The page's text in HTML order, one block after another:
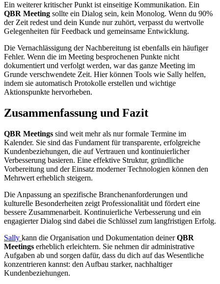
Ein weiterer kritischer Punkt ist einseitige Kommunikation. Ein
QBR Meeting sollte ein Dialog sein, kein Monolog. Wenn du 90%
der Zeit redest und dein Kunde nur zuhört, verpasst du wertvolle
Gelegenheiten für Feedback und gemeinsame Entwicklung.
Die Vernachlässigung der Nachbereitung ist ebenfalls ein häufiger
Fehler. Wenn die im Meeting besprochenen Punkte nicht
dokumentiert und verfolgt werden, war das ganze Meeting im
Grunde verschwendete Zeit. Hier können Tools wie Sally helfen,
indem sie automatisch Protokolle erstellen und wichtige
Aktionspunkte hervorheben.
Zusammenfassung und Fazit
QBR Meetings sind weit mehr als nur formale Termine im
Kalender. Sie sind das Fundament für transparente, erfolgreiche
Kundenbeziehungen, die auf Vertrauen und kontinuierlicher
Verbesserung basieren. Eine effektive Struktur, gründliche
Vorbereitung und der Einsatz moderner Technologien können den
Mehrwert erheblich steigern.
Die Anpassung an spezifische Branchenanforderungen und
kulturelle Besonderheiten zeigt Professionalität und fördert eine
bessere Zusammenarbeit. Kontinuierliche Verbesserung und ein
engagierter Dialog sind dabei die Schlüssel zum langfristigen Erfolg.
Sally kann die Organisation und Dokumentation deinerQBR
Meetings erheblich erleichtern. Sie nehmen dir administrative
Aufgaben ab und sorgen dafür, dass du dich auf das Wesentliche
konzentrieren kannst: den Aufbau starker, nachhaltiger
Kundenbeziehungen.